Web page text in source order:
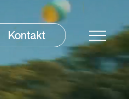
Kontakt